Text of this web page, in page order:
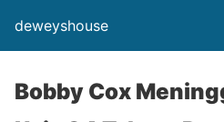
deweyshouse
Bobby Cox